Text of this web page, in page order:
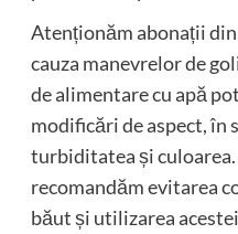
Atenționăm abonații
cauza manevrelor de
de alimentare cu apă
modificări de aspect, în
turbiditatea și
recomandăm evitarea
băut și utilizarea